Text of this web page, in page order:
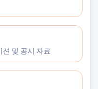
및 공시 자료